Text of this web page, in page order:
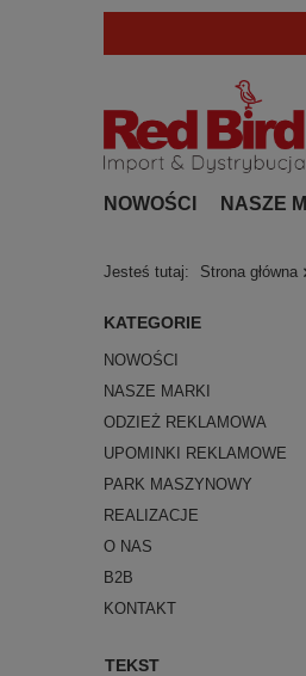
NOWOŚCI NASZE
Jesteś tutaj: Strona główna
KATEGORIE
NOWOŚCI
NASZE MARKI
ODZIEŻ REKLAMOWA
UPOMINKI REKLAMOWE
PARK MASZYNOWY
REALIZACJE
O NAS
B2B
KONTAKT
TEKST